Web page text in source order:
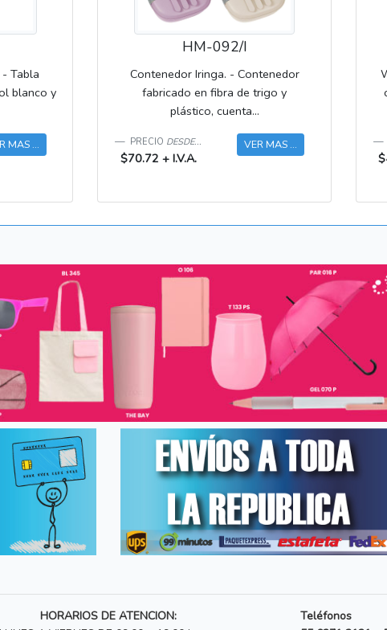
Tabla
blanco y
MAS ...
HM-092/I
Contenedor Iringa. - Contenedor
fabricado en fibra de trigo y
plástico, cuenta...
PRECIO DESDE...
$70.72 + I.V.A.
VER MAS ...
HORARIOS DE ATENCION:
Teléfonos